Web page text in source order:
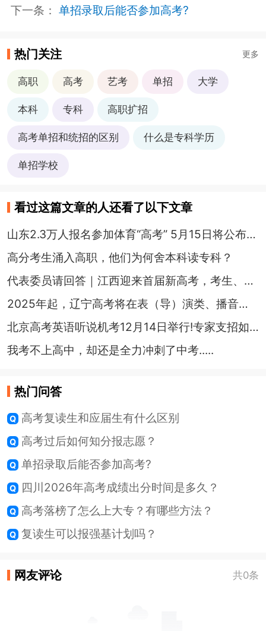
下一条： 单招录取后能否参加高考?
热门关注 更多
高职 高考 艺考 单招 大学
本科 专科 高职扩招
高考单招和统招的区别 什么是专科学历
单招学校
看过这篇文章的人还看了以下文章
山东2.3万人报名参加体育“高考” 5月15日将公布成绩
高分考生涌入高职，他们为何舍本科读专科？
代表委员请回答｜江西迎来首届新高考，考生、家长如何应对？
2025年起，辽宁高考将在表（导）演类、播音与主持类省统考中实行考评分离
北京高考英语听说机考12月14日举行!专家支招如何高效备考
我考不上高中，却还是全力冲刺了中考.....
热门问答
高考复读生和应届生有什么区别
高考过后如何知分报志愿？
单招录取后能否参加高考?
四川2026年高考成绩出分时间是多久？
高考落榜了怎么上大专？有哪些方法？
复读生可以报强基计划吗？
网友评论 共0条